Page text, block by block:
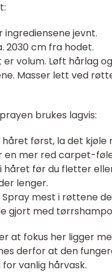
ingrediensene jevnt.
2030 cm fra hodet.
volum. Løft hårlag
Masser lett ved
brukes lagvis:
først, la det
en mer red carpet-
håret før du fletter
lenger.
mest i røttene
gjort med
at fokus her ligger
derfor at den
vanlig hårvask.